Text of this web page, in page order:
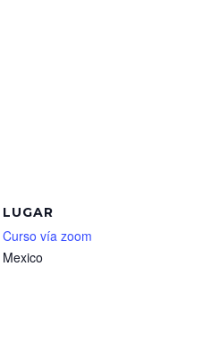
LUGAR
Curso vía zoom
Mexico